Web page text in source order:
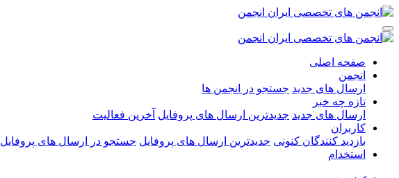
صفحه اصلی
انجمن
ارسال های جدید جستجو در انجمن ها
تازه چه خبر
ارسال های جدید جدیدترین ارسال های پروفایل آخرین فعالیت
کاربران
بازدید کنندگان کنونی جدیدترین ارسال های پروفایل جستجو در ارسال های پروفایل
استخدام